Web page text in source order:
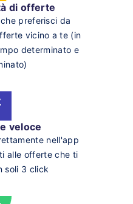
di offerte
preferisci da
vicino a te (in
determinato e
veloce
nell'app
alle offerte che ti
soli 3 click